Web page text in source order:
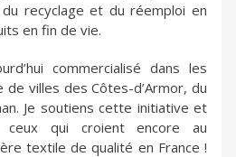
recyclage et du réemploi en
en fin de vie.
commercialisé dans les
de villes des Côtes-d’Armor, du
Je soutiens cette initiative et
ceux qui croient encore au
textile de qualité en France !